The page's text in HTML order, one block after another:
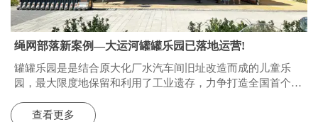
绳网部落新案例—大运河罐罐乐园已落地运营!
罐罐乐园是是结合原大化厂水汽车间旧址改造而成的儿童乐
园，最大限度地保留和利用了工业遗存，力争打造全国首个工
融入特色IP，形成一处乐学成长、寓教于乐的工业探险乐园。
查看更多